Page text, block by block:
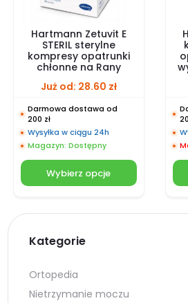
Hartmann Zetuvit E
STERIL sterylne
kompresy opatrunki
chłonne na Rany
Już od: 28.60 zł
Darmowa dostawa od
200 zł
Wysyłka w ciągu 24h
Magazyn: Dostępny
Wybierz opcje
Kategorie
Ortopedia
Nietrzymanie moczu